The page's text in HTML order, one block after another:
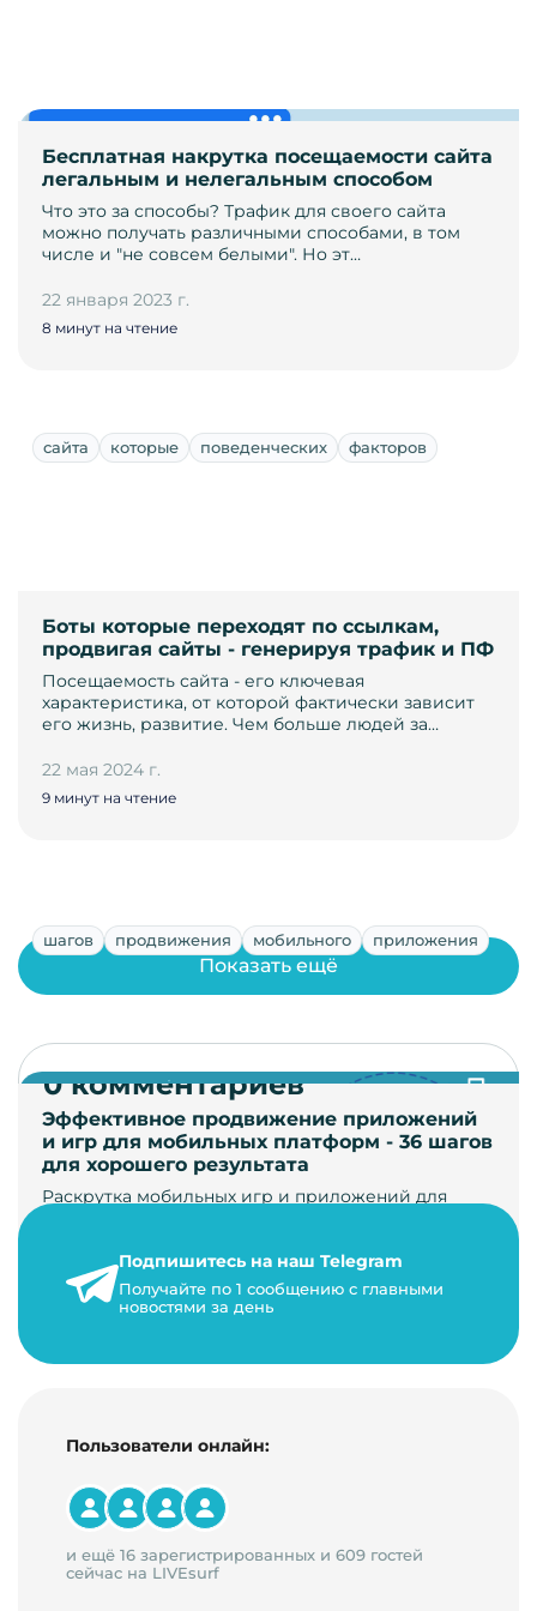
Бесплатная накрутка посещаемости сайта
легальным и нелегальным способом
Что это за способы? Трафик для своего сайта
можно получать различными способами, в том
числе и "не совсем белыми". Но эт…
22 января 2023 г.
8 минут на чтение
сайта которые поведенческих факторов
Боты которые переходят по ссылкам,
продвигая сайты - генерируя трафик и ПФ
Посещаемость сайта - его ключевая
характеристика, от которой фактически зависит
его жизнь, развитие. Чем больше людей за…
22 мая 2024 г.
9 минут на чтение
шагов продвижения мобильного приложения
Эффективное продвижение приложений
и игр для мобильных платформ - 36 шагов
для хорошего результата
Раскрутка мобильных игр и приложений для
24 января 2021 г.
14 минут на чтение
Показать ещё
0 комментариев
Подпишитесь на наш Telegram
Получайте по 1 сообщению с главными
новостями за день
Пользователи онлайн:
и ещё 16 зарегистрированных и 609 гостей
сейчас на LIVEsurf